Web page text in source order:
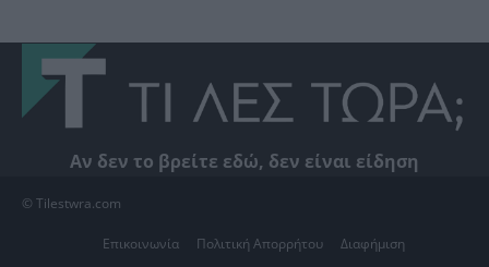
Αν δεν το βρείτε εδώ, δεν είναι είδηση
© Tilestwra.com
Επικοινωνία Πολιτική Απορρήτου Διαφήμιση